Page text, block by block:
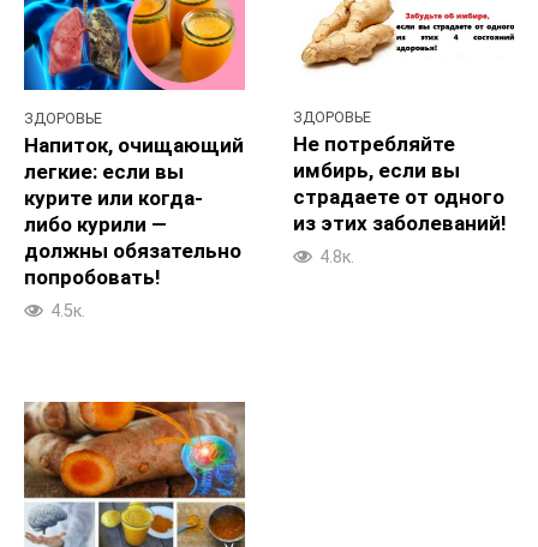
ЗДОРОВЬЕ
Напиток, очищающий
легкие: если вы
курите или когда-
либо курили —
должны обязательно
попробовать!
4.5к.
ЗДОРОВЬЕ
Не потребляйте
имбирь, если вы
страдаете от одного
из этих заболеваний!
4.8к.